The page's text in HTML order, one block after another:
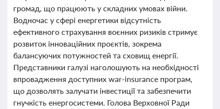
громад, що працюють у складних умовах війни.
Водночас у сфері енергетики відсутність
ефективного страхування воєнних ризиків стримує
розвиток інноваційних проєктів, зокрема
балансуючих потужностей та сховищ енергії.
Представники галузі наголошують на необхідності
впровадження доступних war-insurance програм,
що дозволять залучати інвестиції та забезпечити
гнучкість енергосистеми. Голова Верховної Ради